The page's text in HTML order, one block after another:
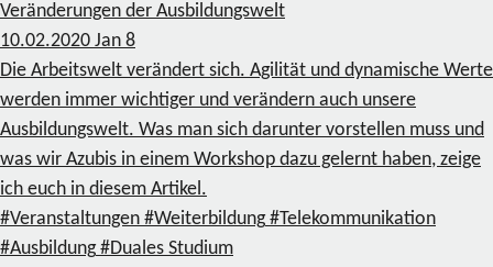
Veränderungen der Ausbildungswelt
10.02.2020 Jan 8
Die Arbeitswelt verändert sich. Agilität und dynamische Werte
werden immer wichtiger und verändern auch unsere
Ausbildungswelt. Was man sich darunter vorstellen muss und
was wir Azubis in einem Workshop dazu gelernt haben, zeige
ich euch in diesem Artikel.
#Veranstaltungen #Weiterbildung #Telekommunikation
#Ausbildung #Duales Studium